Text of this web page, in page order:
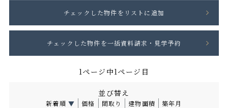
1ページ中1ページ目
並び替え
新着順 ▼ 価格 間取り 建物面積 築年月